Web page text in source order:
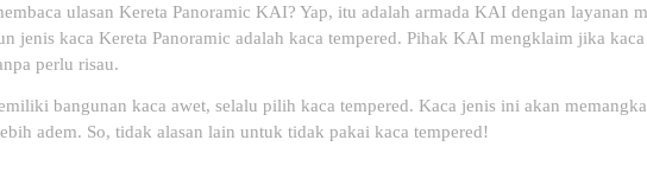
ulasan Kereta Panoramic KAI? Yap, itu adalah armada KAI dengan layanan
jenis kaca Kereta Panoramic adalah kaca tempered. Pihak KAI mengklaim jika kaca
perlu risau.
bangunan kaca awet, selalu pilih kaca tempered. Kaca jenis ini akan
adem. So, tidak alasan lain untuk tidak pakai kaca tempered!